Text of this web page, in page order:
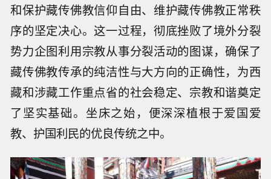
和保护藏传佛教信仰自由、维护藏传佛教正常秩
序的坚定决心。这一过程，彻底挫败了境外分裂
势力企图利用宗教从事分裂活动的图谋，确保了
藏传佛教传承的纯洁性与大方向的正确性，为西
藏和涉藏工作重点省的社会稳定、宗教和谐奠定
了坚实基础。坐床之始，便深深植根于爱国爱
教、护国利民的优良传统之中。